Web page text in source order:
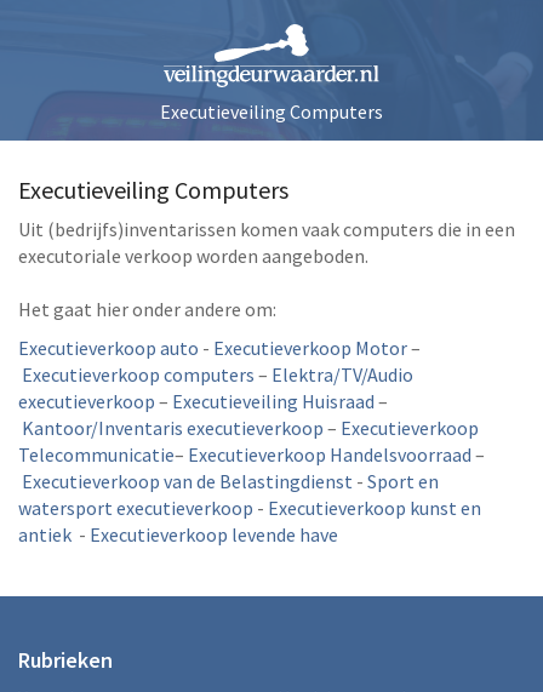
Executieveiling Computers
Executieveiling Computers
Uit (bedrijfs)inventarissen komen vaak computers die in een
executoriale verkoop worden aangeboden.
Het gaat hier onder andere om:
Executieverkoop auto - Executieverkoop Motor–
Executieverkoop computers – Elektra/TV/Audio
executieverkoop – Executieveiling Huisraad –
Kantoor/Inventaris executieverkoop – Executieverkoop
Telecommunicatie– Executieverkoop Handelsvoorraad –
Executieverkoop van de Belastingdienst - Sport en
watersport executieverkoop - Executieverkoop kunst en
antiek - Executieverkoop levende have
Rubrieken